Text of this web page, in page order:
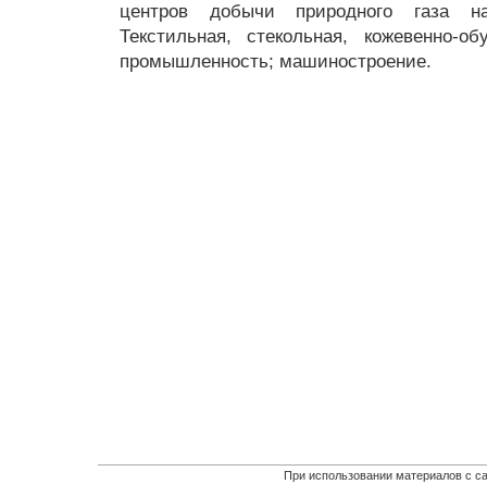
центров добычи природного газа
Текстильная, стекольная, кожевенно-
промышленность; машиностроение.
При использовании материалов с